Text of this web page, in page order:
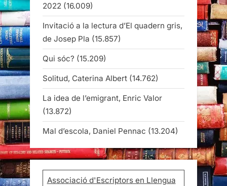
2022 (16.009)
Invitació a la lectura d’El quadern gris,
de Josep Pla (15.857)
Qui sóc? (15.209)
Solitud, Caterina Albert (14.762)
La idea de l’emigrant, Enric Valor
(13.872)
Mal d’escola, Daniel Pennac (13.204)
Associació d'Escriptors en Llengua